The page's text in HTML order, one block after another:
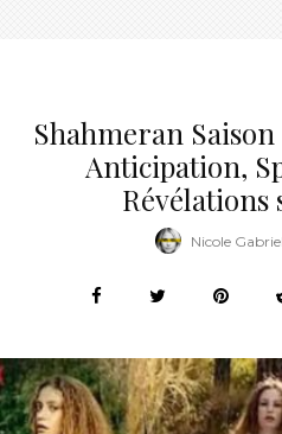
Shahmeran
Anticipation,
Nicole Gabriel